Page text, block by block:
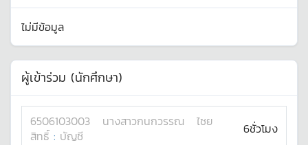
ไม่มีข้อมูล
ผู้เข้าร่วม (นักศึกษา)
6506103003 นางสาวกนกวรรณ
ไชย
สิทธิ์ : บัญชี 6ชั่วโมง